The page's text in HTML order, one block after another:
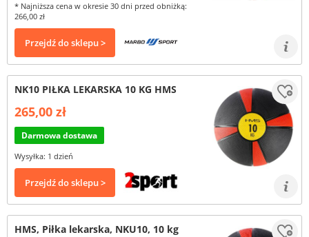
* Najniższa cena w okresie 30 dni przed obniżką:
266,00 zł
Przejdź do sklepu >
NK10 PIŁKA LEKARSKA 10 KG HMS
265,00 zł
Darmowa dostawa
Wysyłka: 1 dzień
Przejdź do sklepu >
HMS, Piłka lekarska, NKU10, 10 kg